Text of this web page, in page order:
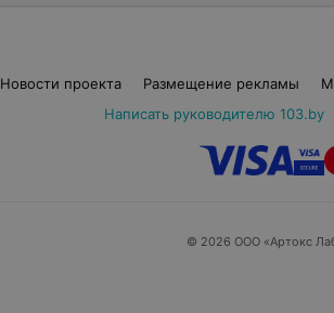
Новости проекта Размещение рекламы
Написать руководителю 103.by
© 2026 ООО «Артокс